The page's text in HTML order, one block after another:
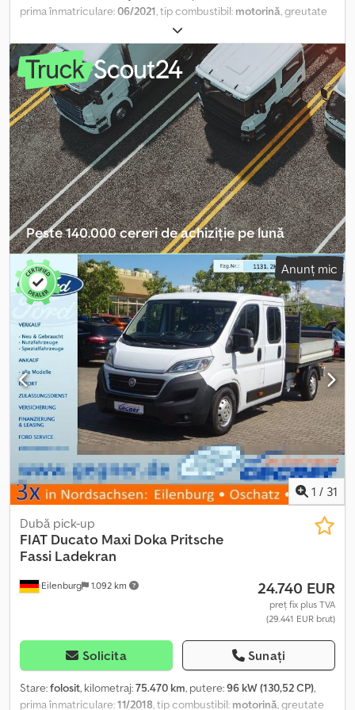
prima înmatriculare:06/2021, tip combustibil: motorină, greutate
albastru, tip de angrenaj:
număr de locuri:3, volumul spațiului de încărcare:20 m³, lungimea
spațiului de încărcare:4.250 mm, lățimea spațiului de încărcare:
2.150 mm, înălțime spațiu de încărcare:2.150 mm
, An de fabricație:
2021, Dotări:ABS, aer condiționat, filtru de particule, hayon
hidraulic, program electronic de stabilitate (ESP), închidere
centralizată, PLĂCUȚE DE EXPORT ELIBERATE ÎN 1 ORĂ. SERVICIU
NOU + INSPECȚIE EFECTUATĂ DHOLLANDIA 350 KG Dwjdpfx Aozru
S Nefmsa CAROSERIE: 425 X 215 X 215, VOLUM 20 M3, CAPACITATE
DE ÎNCĂRCARE 780 KG 1 PROPRIETAR, 2 CHEI NUMĂRUL DE
IDENTIFICARE AL VEHICULULUI (VIN): ZFA25000002S19983
Peste 140.000 cereri de achiziție pe lună
Selectați pachetul distribuitorului Anunț mic
1 / 31
Eilenburg 1.092 km
Dubă pick-up
FIAT Ducato Maxi Doka Pritsche
Fassi Ladekran
24.740 EUR
preț fix plus TVA
(29.441 EUR brut)
Solicita Sunați
Stare:folosit, kilometraj:75.470 km, putere:96 kW (130,52 CP),
prima înmatriculare:11/2018, tip combustibil: motorină, greutate